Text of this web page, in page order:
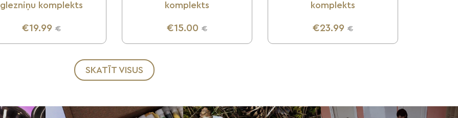
glezniņu komplekts
€19.99 €
UZZINI VAIRĀK
komplekts
€15.00 €
UZZINI VAIRĀK
komplekts
€23.99 €
UZZINI VAIRĀK
SKATĪT VISUS